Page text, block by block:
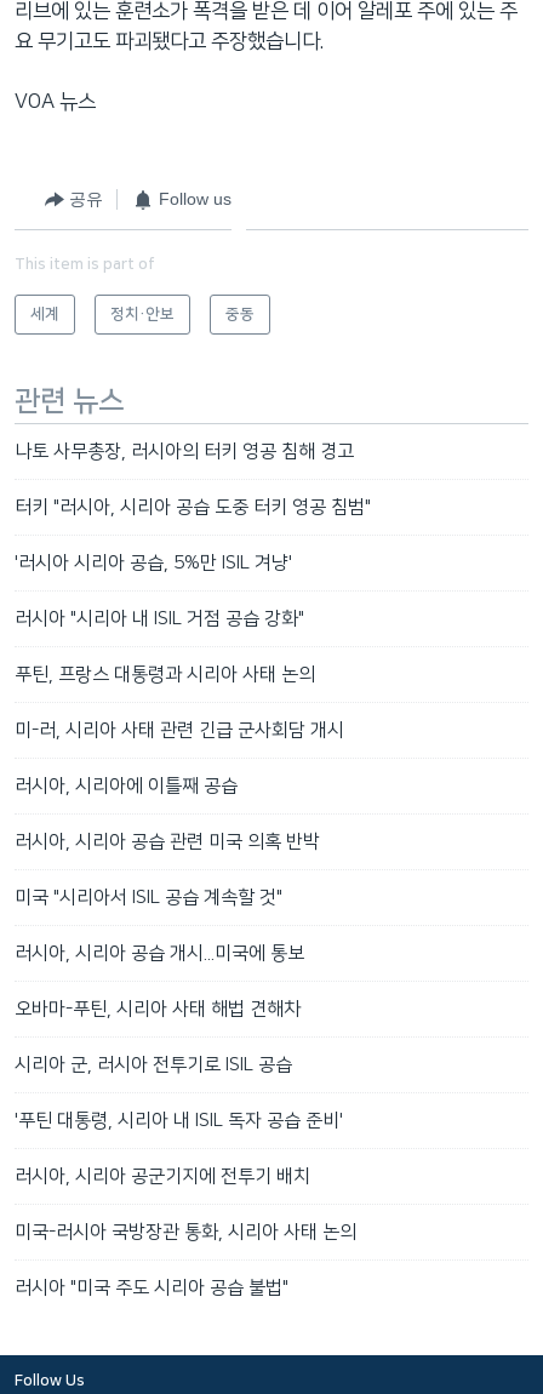
리브에 있는 훈련소가 폭격을 받은 데 이어 알레포 주에 있는 주
요 무기고도 파괴됐다고 주장했습니다.
VOA 뉴스
공유 Follow us
This item is part of
세계 정치·안보 중동
관련 뉴스
나토 사무총장, 러시아의 터키 영공 침해 경고
터키 "러시아, 시리아 공습 도중 터키 영공 침범"
'러시아 시리아 공습, 5%만 ISIL 겨냥'
러시아 "시리아 내 ISIL 거점 공습 강화"
푸틴, 프랑스 대통령과 시리아 사태 논의
미-러, 시리아 사태 관련 긴급 군사회담 개시
러시아, 시리아에 이틀째 공습
러시아, 시리아 공습 관련 미국 의혹 반박
미국 "시리아서 ISIL 공습 계속할 것"
러시아, 시리아 공습 개시...미국에 통보
오바마-푸틴, 시리아 사태 해법 견해차
시리아 군, 러시아 전투기로 ISIL 공습
'푸틴 대통령, 시리아 내 ISIL 독자 공습 준비'
러시아, 시리아 공군기지에 전투기 배치
미국-러시아 국방장관 통화, 시리아 사태 논의
러시아 "미국 주도 시리아 공습 불법"
Follow Us